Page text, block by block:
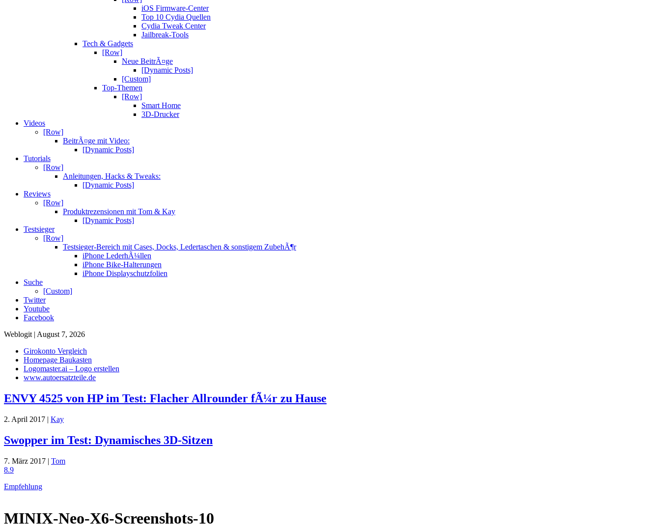
iOS Firmware-Center
Top 10 Cydia Quellen
Cydia Tweak Center
Jailbreak-Tools
Tech & Gadgets
[Row]
Neue BeitrÃ¤ge
[Dynamic Posts]
[Custom]
Top-Themen
[Row]
Smart Home
3D-Drucker
Videos
[Row]
BeitrÃ¤ge mit Video:
[Dynamic Posts]
Tutorials
[Row]
Anleitungen, Hacks & Tweaks:
[Dynamic Posts]
Reviews
[Row]
Produktrezensionen mit Tom & Kay
[Dynamic Posts]
Testsieger
[Row]
Testsieger-Bereich mit Cases, Docks, Ledertaschen & sonstigem ZubehÃ¶r
iPhone LederhÃ¼llen
iPhone Bike-Halterungen
iPhone Displayschutzfolien
Suche
[Custom]
Twitter
Youtube
Facebook
Weblogit | August 7, 2026
Girokonto Vergleich
Homepage Baukasten
Logomaster.ai – Logo erstellen
www.autoersatzteile.de
ENVY 4525 von HP im Test: Flacher Allrounder fÃ¼r zu Hause
2. April 2017 | Kay
Swopper im Test: Dynamisches 3D-Sitzen
7. März 2017 | Tom
8.9
Empfehlung
MINIX-Neo-X6-Screenshots-10